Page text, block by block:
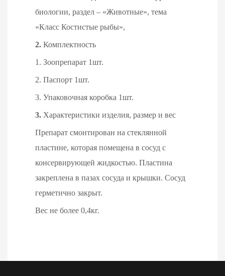
биологии, раздел – «Животные», тема
«Класс Костистые рыбы»,
2. Комплектность
1. Зоопрепарат 1шт.
2. Паспорт 1шт.
3. Упаковочная коробка 1шт.
3. Характеристики изделия, размер и вес
Препарат смонтирован на стеклянной
пластине, которая помещена в сосуд с
консервирующей жидкостью. Пластина
закреплена в пазах сосуда и крышки. Сосуд
герметично закрыт.
Вес не более 0,4кг.